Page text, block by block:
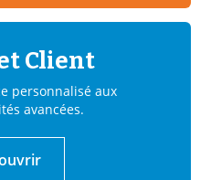
Client
personnalisé aux
avancées.